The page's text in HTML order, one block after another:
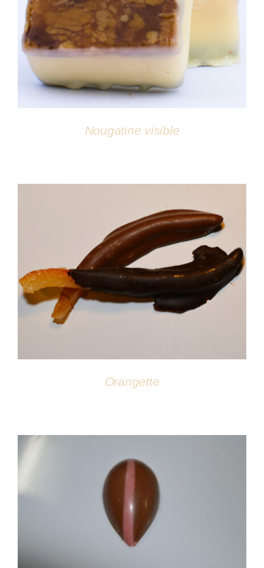
DÉTAILS
Nougatine visible
DÉTAILS
Orangette
DÉTAILS